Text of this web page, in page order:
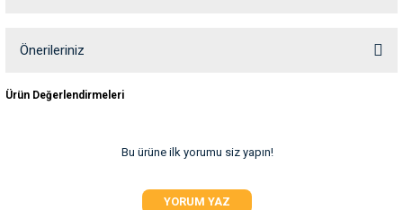
Önerileriniz
yetersiz gördüğünüz noktaları öneri formunu kullanarak tarafımıza
Ürün açıklamasında eksik bilgiler bulunuyor.
Ürün Değerlendirmeleri
Bu ürüne ilk yorumu siz yapın!
YORUM YAZ